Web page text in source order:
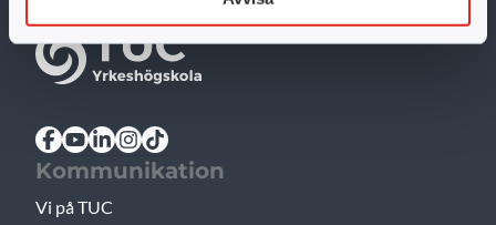
Kommunikation
Vi på TUC